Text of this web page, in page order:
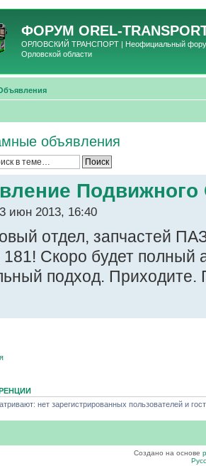
ФОРУМ OREL-
ОРЛОВСКИЙ ТРАНСПОРТ | Неофициальный форум
Орловской области
объявления
Подвижного
июн 2013, 16:40
отдел, запчастей
181! Скоро будет полный
подход. Приходите.
нет зарегистрированных пользователей и
Создано на основе